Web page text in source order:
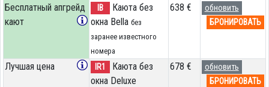
Бесплатный апгрейд
кают
IB
Каюта без
окна Bella без
заранее известного
номера
638 €
обновить
БРОНИРОВАТЬ
Лучшая цена IR1
Каюта без
окна Deluxe
678 €
обновить
БРОНИРОВАТЬ